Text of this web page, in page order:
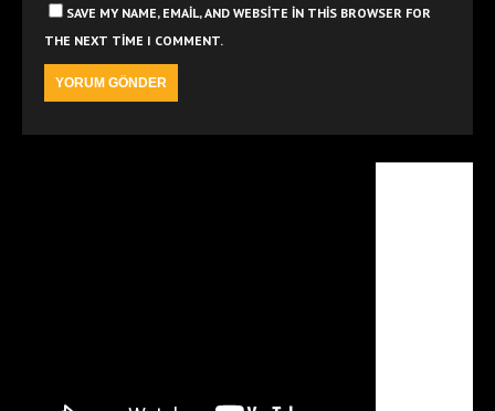
SAVE MY NAME, EMAIL, AND WEBSITE IN THIS BROWSER FOR
THE NEXT TIME I COMMENT.